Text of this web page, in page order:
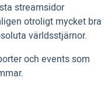
streamsidor
otroligt mycket bra
världsstjärnor.
och events som